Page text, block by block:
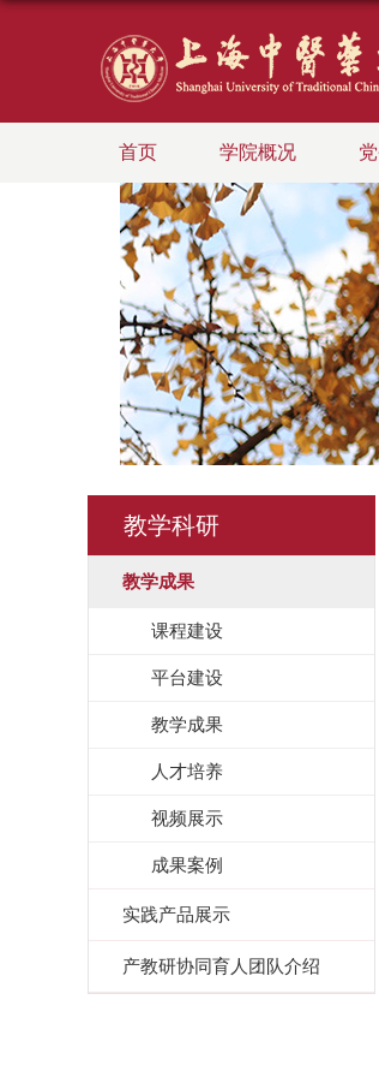
首页 学院概况
教学科研
教学成果
课程建设
平台建设
教学成果
人才培养
视频展示
成果案例
实践产品展示
产教研协同育人团队介绍